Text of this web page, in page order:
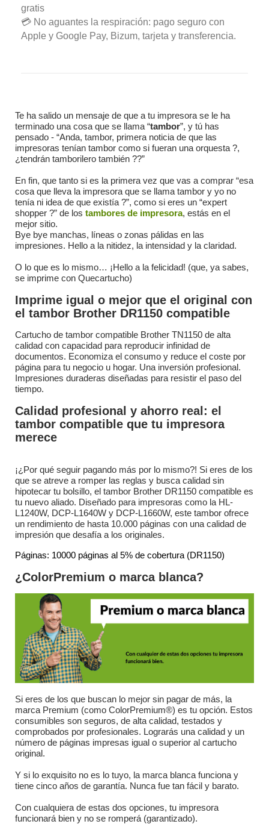
gratis
💳 No aguantes la respiración: pago seguro con
Apple y Google Pay, Bizum, tarjeta y transferencia.
Te ha salido un mensaje de que a tu impresora se le ha
terminado una cosa que se llama “tambor”, y tú has
pensado - “Anda, tambor, primera noticia de que las
impresoras tenían tambor como si fueran una orquesta ?,
¿tendrán tamborilero también ??”
En fin, que tanto si es la primera vez que vas a comprar “esa
cosa que lleva la impresora que se llama tambor y yo no
tenía ni idea de que existía ?”, como si eres un “expert
shopper ?” de los tambores de impresora, estás en el
mejor sitio.
Bye bye manchas, líneas o zonas pálidas en las
impresiones. Hello a la nitidez, la intensidad y la claridad.
O lo que es lo mismo… ¡Hello a la felicidad! (que, ya sabes,
se imprime con Quecartucho)
Imprime igual o mejor que el original con
el tambor Brother DR1150 compatible
Cartucho de tambor compatible Brother TN1150 de alta
calidad con capacidad para reproducir infinidad de
documentos. Economiza el consumo y reduce el coste por
página para tu negocio u hogar. Una inversión profesional.
Impresiones duraderas diseñadas para resistir el paso del
tiempo.
Calidad profesional y ahorro real: el
tambor compatible que tu impresora
merece
¡¿Por qué seguir pagando más por lo mismo?! Si eres de los
que se atreve a romper las reglas y busca calidad sin
hipotecar tu bolsillo, el tambor Brother DR1150 compatible es
tu nuevo aliado. Diseñado para impresoras como la HL-
L1240W, DCP-L1640W y DCP-L1660W, este tambor ofrece
un rendimiento de hasta 10.000 páginas con una calidad de
impresión que desafía a los originales.
Páginas: 10000 páginas al 5% de cobertura (DR1150)
¿ColorPremium o marca blanca?
Si eres de los que buscan lo mejor sin pagar de más, la
marca Premium (como ColorPremium®) es tu opción. Estos
consumibles son seguros, de alta calidad, testados y
comprobados por profesionales. Lograrás una calidad y un
número de páginas impresas igual o superior al cartucho
original.
Y si lo exquisito no es lo tuyo, la marca blanca funciona y
tiene cinco años de garantía. Nunca fue tan fácil y barato.
Con cualquiera de estas dos opciones, tu impresora
funcionará bien y no se romperá (garantizado).